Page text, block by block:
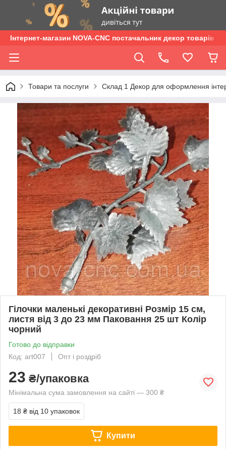
Інтернет-магазин NOVA-CNC постачальник декор товарів
Товари та послуги Склад 1 Декор для оформлення
Гілочки маленькі декоративні Розмір 15 см,
листя від 3 до 23 мм Паковання 25 шт Колір
чорний
Готово до відправки
Код: art007
Опт і роздріб
23 ₴/упаковка
Мінімальна сума замовлення на сайті — 300 ₴
18 ₴ від 10 упаковок
Купити